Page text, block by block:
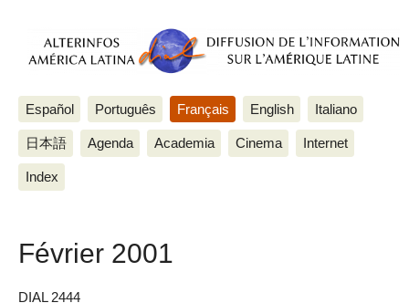
Español Português Français English Italiano
日本語 Agenda Academia Cinema Internet
Index
Février 2001
DIAL 2444